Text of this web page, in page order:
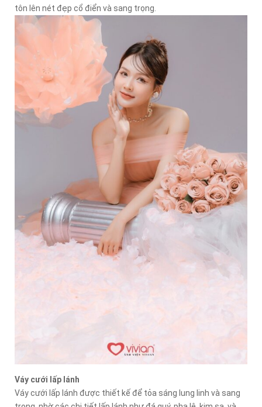
tôn lên nét đẹp cổ điển và sang trọng.
Váy cưới lấp lánh
Váy cưới lấp lánh được thiết kế để tỏa sáng lung linh và sang